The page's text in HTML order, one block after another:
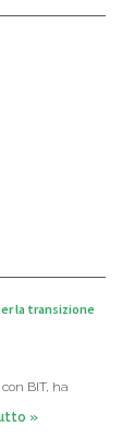
la transizione
BIT, ha
»